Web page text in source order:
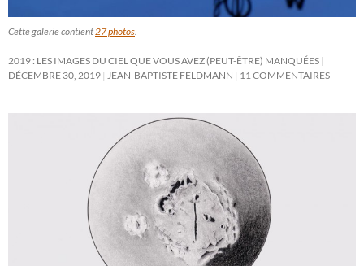
Cette galerie contient27 photos.
2019 : LES IMAGES DU CIEL QUE VOUS AVEZ (PEUT-ÊTRE) MANQUÉES
DÉCEMBRE 30, 2019 JEAN-BAPTISTE FELDMANN 11 COMMENTAIRES